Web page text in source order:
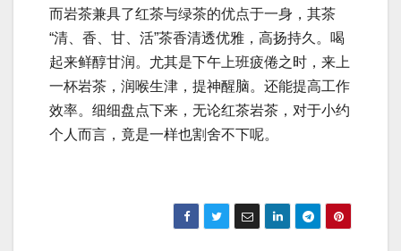
而岩茶兼具了红茶与绿茶的优点于一身，其茶
“清、香、甘、活”茶香清透优雅，高扬持久。喝
起来鲜醇甘润。尤其是下午上班疲倦之时，来上
一杯岩茶，润喉生津，提神醒脑。还能提高工作
效率。细细盘点下来，无论红茶岩茶，对于小约
个人而言，竟是一样也割舍不下呢。